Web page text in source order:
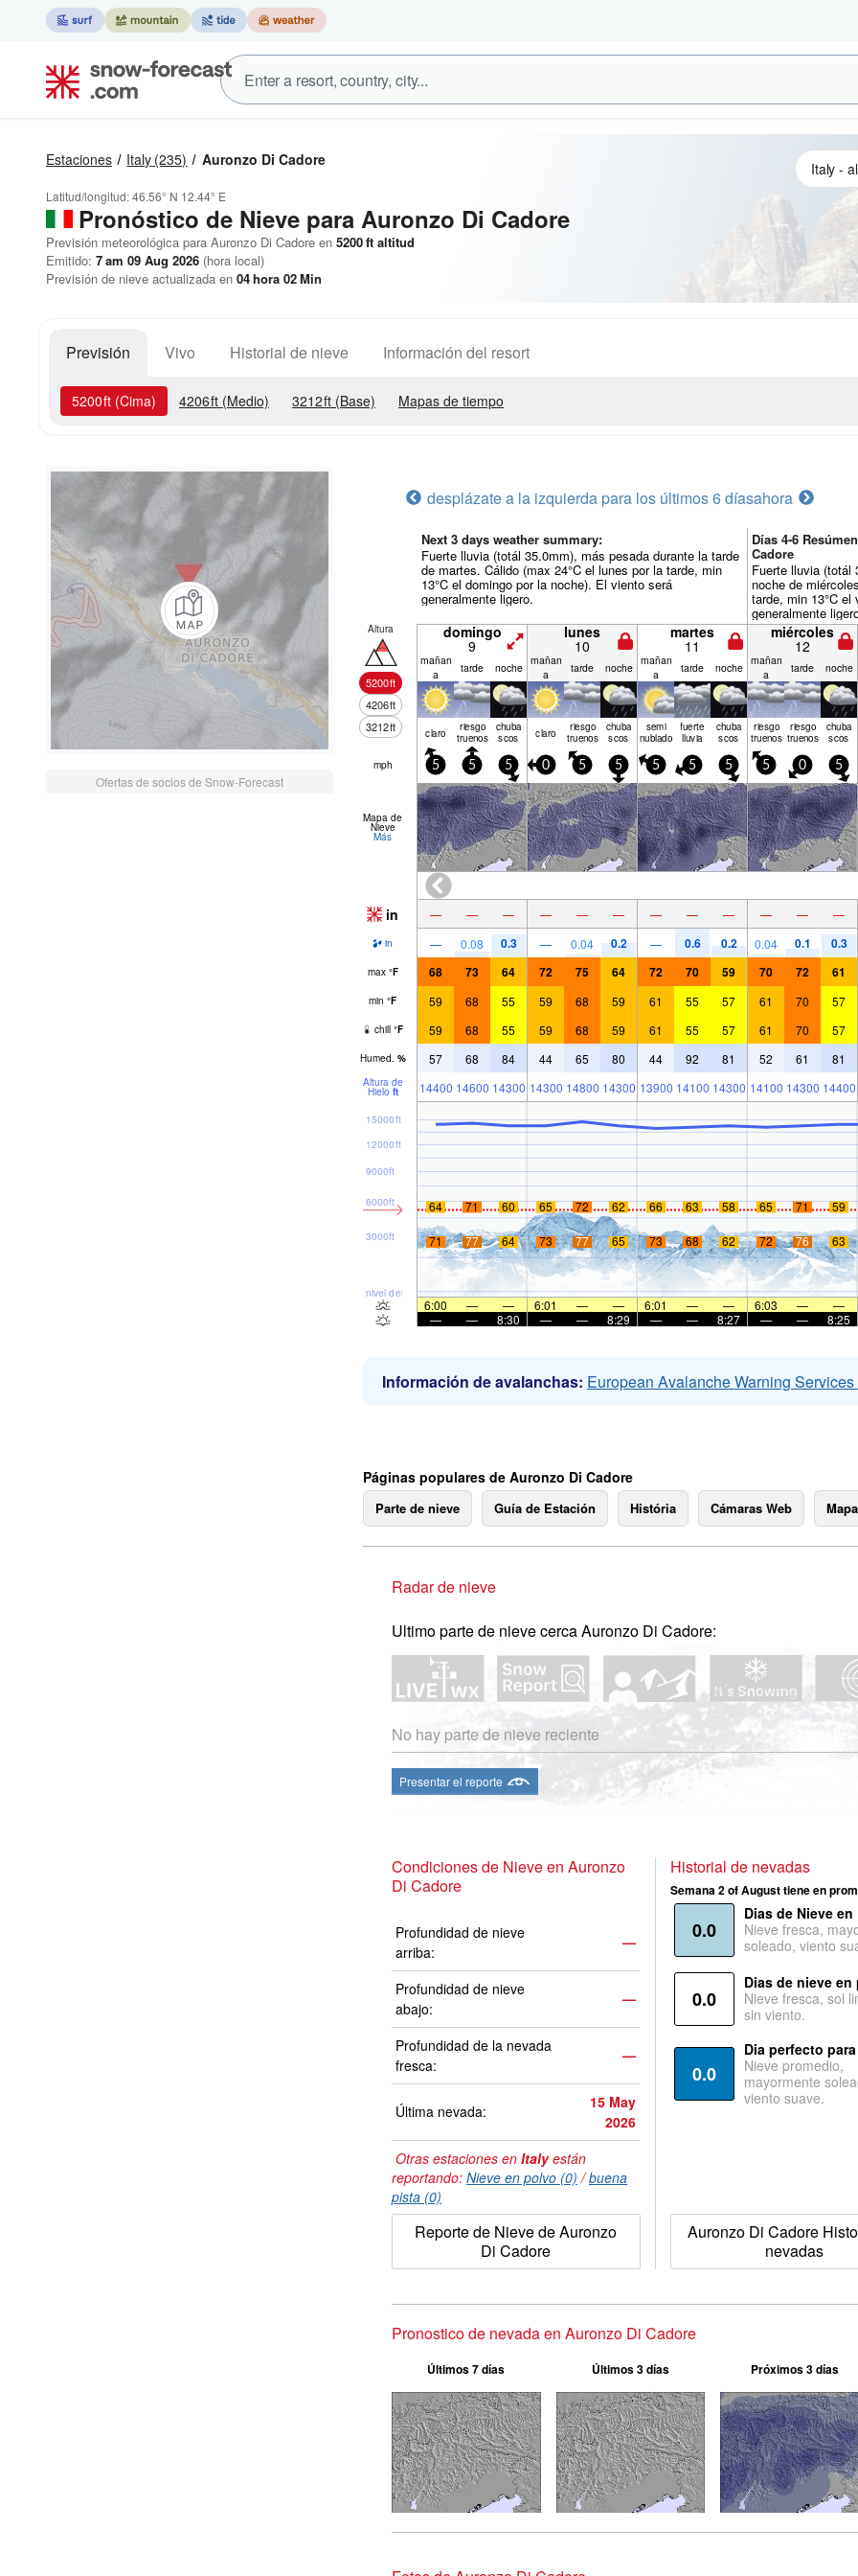
Estaciones Italy (235) Auronzo Di Cadore
Latitud/longitud:46.56° N 12.44° E
Pronóstico de Nieve para Auronzo Di Cadore
Previsión meteorológica para Auronzo Di Cadore en 5200ft altitud
Emitido: 7 am 09 Aug 2026 (hora local)
Previsión de nieve actualizada en 04hora 02Min
Previsión Vivo Historial de nieve Información del resort
5200ft (Cima) 4206ft (Medio) 3212ft (Base) Mapas de tiempo
Ofertas de socios de Snow-Forecast
desplázate a la izquierda para los últimos 6 díasahora
Next 3 days weather summary:
Fuerte lluvia (totál 35.0mm), más pesada durante la tarde
de martes. Cálido (max 24°C el lunes por la tarde, min
13°C el domingo por la noche). El viento será
generalmente ligero.
Días 4-6
Cadore
Fuerte lluvia (totál
noche de
tarde, min 13°C
generalmente
Altura
5200ft
4206ft
3212ft
domingo
9
lunes
10
martes
11
miércoles
12
mañan
a
tarde noche mañan
a
tarde noche mañan
a
tarde noche mañan
a
tarde noche
claro riesgo
truenos
chuba
scos claro riesgo
truenos
chuba
scos
semi
nublado
fuerte
lluvia
chuba
scos
riesgo
truenos
riesgo
truenos
chuba
scos
mph 5 5 5 0 5 5 5 5 5 5 0 5
Mapa de
Nieve
Más
in — — — — — — — — — — — —
in — 0.08 0.3 — 0.04 0.2 — 0.6 0.2 0.04 0.1 0.3
max °F 68 73 64 72 75 64 72 70 59 70 72 61
min °F 59 68 55 59 68 59 61 55 57 61 70 57
chill °F 59 68 55 59 68 59 61 55 57 61 70 57
Humed. % 57 68 84 44 65 80 44 92 81 52 61 81
Altura de
Hielo ft 14400 14600 14300 14300 14800 14300 13900 14100 14300 14100 14300 14400
nivel del mar
3000ft
6000ft
9000ft
12000ft
15000ft
64 71 60 65 72 62 66 63 58 65 71 59
71 77 64 73 77 65 73 68 62 72 76 63
6:00 — — 6:01 — — 6:01 — — 6:03 — —
—
— 8:30 — — 8:29 — — 8:27 — — 8:25
Información de avalanchas: European Avalanche Warning Services
Páginas populares de Auronzo Di Cadore
Parte de nieve Guía de Estación História Cámaras Web
Radar de nieve
Ultimo parte de nieve cerca Auronzo Di Cadore:
No hay parte de nieve reciente
Presentar el reporte
Condiciones de Nieve en Auronzo
Di Cadore
Profundidad de nieve
arriba:
—
Profundidad de nieve
abajo:
—
Profundidad de la nevada
fresca:
—
Última nevada:
15 May
2026
Otras estaciones en Italyestán
reportando: Nieve en polvo (0) /buena
pista (0)
Reporte de Nieve de Auronzo
Di Cadore
Historial de nevadas
Semana 2 of August tiene en
0.0
Dias de Nieve en
Nieve fresca,
soleado, viento
0.0
Dias de nieve en
Nieve fresca, sol
sin viento.
0.0
Dia perfecto
Nieve promedio,
mayormente
viento suave.
Auronzo Di Cadore
nevadas
Pronostico de nevada en Auronzo Di Cadore
Últimos 7 días Últimos 3 días Próximos 3 días